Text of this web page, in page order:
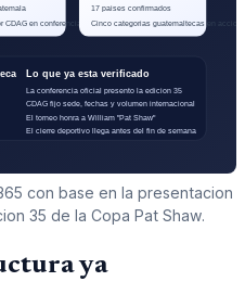
con base en la presentacion
35 de la Copa Pat Shaw.
ya